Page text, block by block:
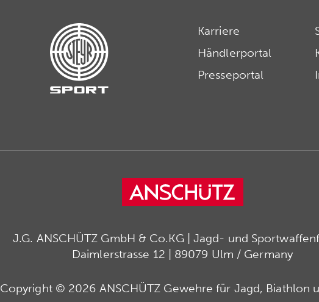
Karriere
Händlerportal
Presseportal
J.G. ANSCHÜTZ GmbH & Co.KG | Jagd- und
Daimlerstrasse 12 | 89079 Ulm / Germany
Copyright © 2026 ANSCHÜTZ Gewehre für Jagd, Biathlon